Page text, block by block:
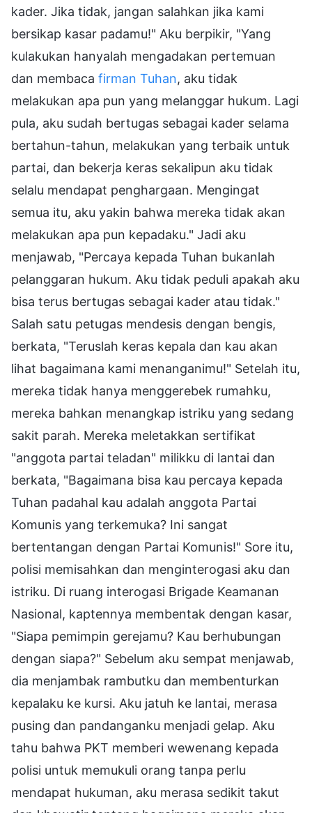
kader. Jika tidak, jangan salahkan jika kami
bersikap kasar padamu!" Aku berpikir, "Yang
kulakukan hanyalah mengadakan pertemuan
dan membaca firman Tuhan, aku tidak
melakukan apa pun yang melanggar hukum. Lagi
pula, aku sudah bertugas sebagai kader selama
bertahun-tahun, melakukan yang terbaik untuk
partai, dan bekerja keras sekalipun aku tidak
selalu mendapat penghargaan. Mengingat
semua itu, aku yakin bahwa mereka tidak akan
melakukan apa pun kepadaku." Jadi aku
menjawab, "Percaya kepada Tuhan bukanlah
pelanggaran hukum. Aku tidak peduli apakah aku
bisa terus bertugas sebagai kader atau tidak."
Salah satu petugas mendesis dengan bengis,
berkata, "Teruslah keras kepala dan kau akan
lihat bagaimana kami menanganimu!" Setelah itu,
mereka tidak hanya menggerebek rumahku,
mereka bahkan menangkap istriku yang sedang
sakit parah. Mereka meletakkan sertifikat
"anggota partai teladan" milikku di lantai dan
berkata, "Bagaimana bisa kau percaya kepada
Tuhan padahal kau adalah anggota Partai
Komunis yang terkemuka? Ini sangat
bertentangan dengan Partai Komunis!" Sore itu,
polisi memisahkan dan menginterogasi aku dan
istriku. Di ruang interogasi Brigade Keamanan
Nasional, kaptennya membentak dengan kasar,
"Siapa pemimpin gerejamu? Kau berhubungan
dengan siapa?" Sebelum aku sempat menjawab,
dia menjambak rambutku dan membenturkan
kepalaku ke kursi. Aku jatuh ke lantai, merasa
pusing dan pandanganku menjadi gelap. Aku
tahu bahwa PKT memberi wewenang kepada
polisi untuk memukuli orang tanpa perlu
mendapat hukuman, aku merasa sedikit takut